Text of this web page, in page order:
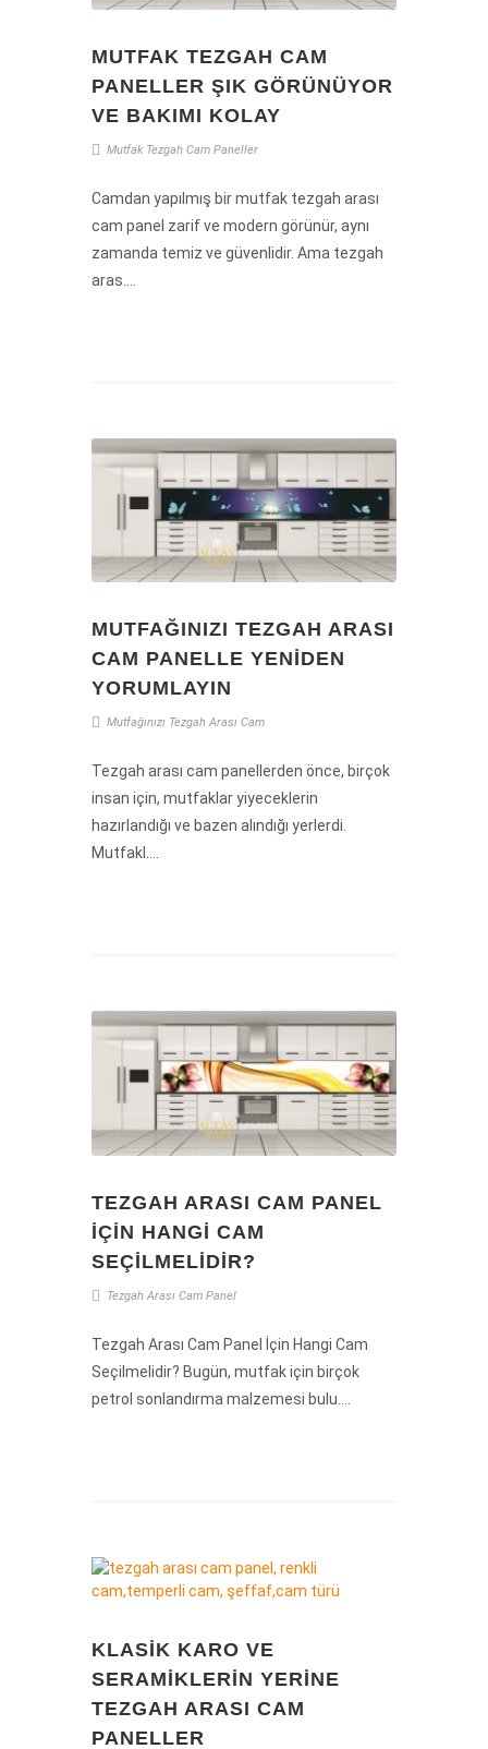
MUTFAK TEZGAH CAM
PANELLER ŞIK GÖRÜNÜYOR
VE BAKIMI KOLAY
Mutfak Tezgah Cam Paneller
Camdan yapılmış bir mutfak tezgah arası
cam panel zarif ve modern görünür, aynı
zamanda temiz ve güvenlidir. Ama tezgah
aras....
MUTFAĞINIZI TEZGAH ARASI
CAM PANELLE YENIDEN
YORUMLAYIN
Mutfağınızı Tezgah Arası Cam
Tezgah arası cam panellerden önce, birçok
insan için, mutfaklar yiyeceklerin
hazırlandığı ve bazen alındığı yerlerdi.
Mutfakl....
TEZGAH ARASI CAM PANEL
İÇIN HANGI CAM
SEÇILMELIDIR?
Tezgah Arası Cam Panel
Tezgah Arası Cam Panel İçin Hangi Cam
Seçilmelidir? Bugün, mutfak için birçok
petrol sonlandırma malzemesi bulu....
KLASIK KARO VE
SERAMIKLERIN YERINE
TEZGAH ARASI CAM
PANELLER